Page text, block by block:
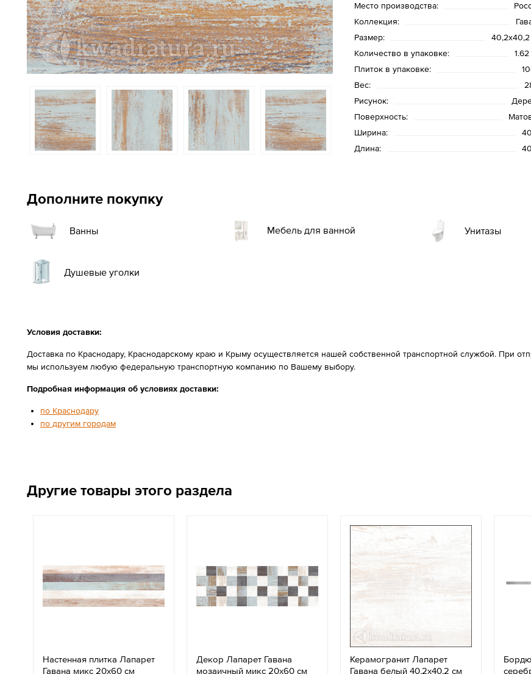
Место производства:
Коллекция:
Размер:
Количество в упаковке:
Плиток в упаковке:
Вес:
Рисунок:
Поверхность:
Ширина:
Длина:
Дополните покупку
Ванны Мебель для ванной Унитазы
Душевые уголки
Условия доставки:
Доставка по Краснодару, Краснодарскому краю и Крыму осуществляется нашей собственной транспортной службой. При
мы используем любую федеральную транспортную компанию по Вашему выбору.
Подробная информация об условиях доставки:
по Краснодару
по другим городам
Другие товары этого раздела
Настенная плитка Лапарет
Гавана микс 20x60 см
Декор Лапарет Гавана
мозаичный микс 20x60 см
Керамогранит Лапарет
Гавана белый 40,2x40,2 см